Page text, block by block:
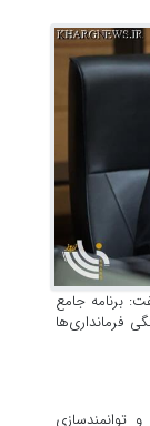
برنامه جامع
فرمانداری‌ها
توانمندسازی